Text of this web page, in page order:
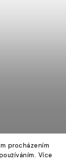
procházením
Více